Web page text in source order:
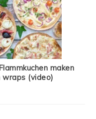
maken
wraps (video)